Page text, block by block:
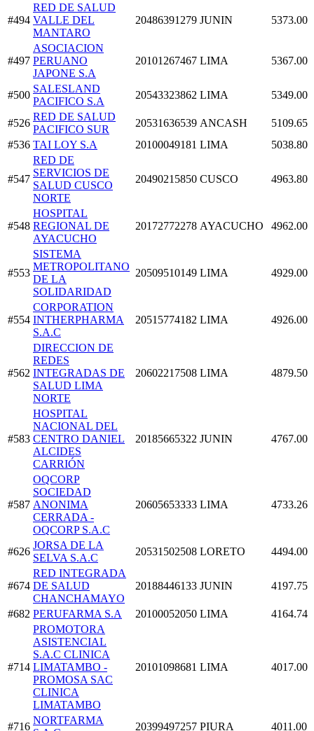
#494
RED DE SALUD
VALLE DEL
MANTARO
20486391279 JUNIN 5373.00
#497
ASOCIACION
PERUANO
JAPONE S.A
20101267467 LIMA 5367.00
#500
SALESLAND
PACIFICO S.A
20543323862 LIMA 5349.00
#526
RED DE SALUD
PACIFICO SUR
20531636539 ANCASH
5109.65
#536 TAI LOY S.A 20100049181 LIMA 5038.80
#547
RED DE
SERVICIOS DE
SALUD CUSCO
NORTE
20490215850 CUSCO 4963.80
#548
HOSPITAL
REGIONAL DE
AYACUCHO
20172772278 AYACUCHO 4962.00
#553
SISTEMA
METROPOLITANO
DE LA
SOLIDARIDAD
20509510149 LIMA 4929.00
#554
CORPORATION
INTHERPHARMA
S.A.C
20515774182 LIMA 4926.00
#562
DIRECCION DE
REDES
INTEGRADAS DE
SALUD LIMA
NORTE
20602217508 LIMA 4879.50
#583
HOSPITAL
NACIONAL DEL
CENTRO DANIEL
ALCIDES
CARRIÓN
20185665322 JUNIN 4767.00
#587
OQCORP
SOCIEDAD
ANONIMA
CERRADA -
OQCORP S.A.C
20605653333 LIMA 4733.26
#626
JORSA DE LA
SELVA S.A.C
20531502508 LORETO 4494.00
#674
RED INTEGRADA
DE SALUD
CHANCHAMAYO
20188446133 JUNIN 4197.75
#682 PERUFARMA S.A 20100052050 LIMA 4164.74
#714
PROMOTORA
ASISTENCIAL
S.A.C CLINICA
LIMATAMBO -
PROMOSA SAC
CLINICA
LIMATAMBO
20101098681 LIMA 4017.00
#716
NORTFARMA
20399497257 PIURA 4011.00